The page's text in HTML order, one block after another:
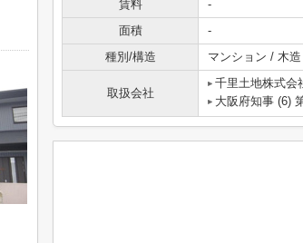
賃料 -
面積
-
種別/構造
マンション / 木造
取扱会社
千里土地株式会
大阪府知事 (6)